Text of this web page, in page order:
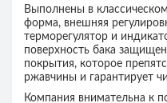
Выполнены в
форма, внешняя
терморегулятор и
поверхность бака
покрытия, которое
ржавчины и гарантирует
Компания внимательна к